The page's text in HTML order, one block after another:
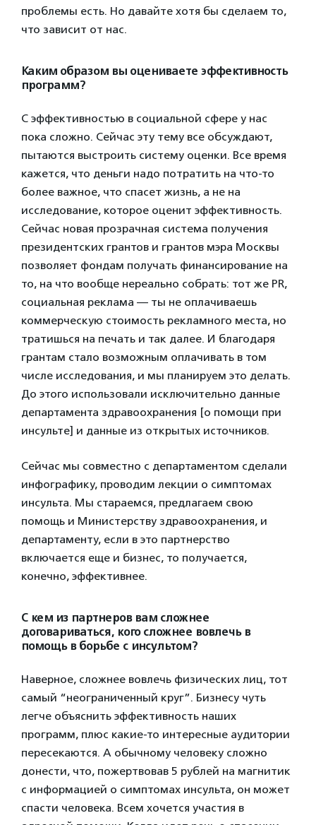
проблемы есть. Но давайте хотя бы сделаем то,
что зависит от нас.
Каким образом вы оцениваете эффективность
программ?
С эффективностью в социальной сфере у нас
пока сложно. Сейчас эту тему все обсуждают,
пытаются выстроить систему оценки. Все время
кажется, что деньги надо потратить на что-то
более важное, что спасет жизнь, а не на
исследование, которое оценит эффективность.
Сейчас новая прозрачная система получения
президентских грантов и грантов мэра Москвы
позволяет фондам получать финансирование на
то, на что вообще нереально собрать: тот же PR,
социальная реклама — ты не оплачиваешь
коммерческую стоимость рекламного места, но
тратишься на печать и так далее. И благодаря
грантам стало возможным оплачивать в том
числе исследования, и мы планируем это делать.
До этого использовали исключительно данные
департамента здравоохранения [о помощи при
инсульте] и данные из открытых источников.
Сейчас мы совместно с департаментом сделали
инфографику, проводим лекции о симптомах
инсульта. Мы стараемся, предлагаем свою
помощь и Министерству здравоохранения, и
департаменту, если в это партнерство
включается еще и бизнес, то получается,
конечно, эффективнее.
С кем из партнеров вам сложнее
договариваться, кого сложнее вовлечь в
помощь в борьбе с инсультом?
Наверное, сложнее вовлечь физических лиц, тот
самый “неограниченный круг”. Бизнесу чуть
легче объяснить эффективность наших
программ, плюс какие-то интересные аудитории
пересекаются. А обычному человеку сложно
донести, что, пожертвовав 5 рублей на магнитик
с информацией о симптомах инсульта, он может
спасти человека. Всем хочется участия в